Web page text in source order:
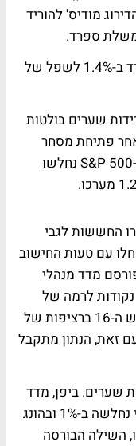
מודיס' להוריד
המדד האזורי MSCI אסיה פאסיפיק ירד ב-1.4% לשפל של
שערים בולטות
פתיחת מסחר
יציבה וחיובית. מדד הדאו ג'ונס ומדד ה-S&P 500 נחלשו
החששות לגבי
עם טעות החישוב
מדד מנהלי
הרכש בסין שהצביע על ירידה של 1.8 נקודות לרמה של
52.1 נקודות. מבחינת סין, מדובר בחודש ה-16 ברציפות של
50 נקודות). עם זאת, הנתון מתקבל
שערים. ביפן, מדד
הניקיי נחלש ב-2%, בסין בורסת שנחאי נחלשה ב-1% ובהונג
סנג 0.6%. בהודו, השילה הבורסה